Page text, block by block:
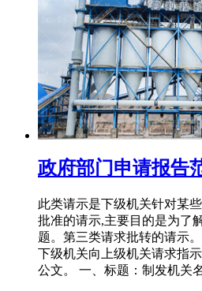
政府部门申请报告
此类请示是下级机关针对某
批准的请示,主要目的是为了
题。第三类请求批转的请示
下级机关向上级机关请求指
公文。 一、标题：制发机关